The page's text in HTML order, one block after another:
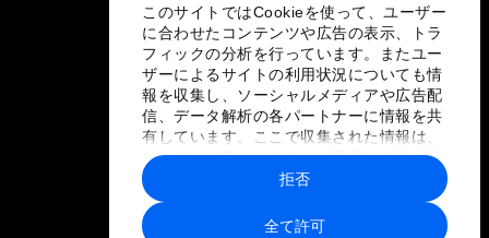
このサイトではCookieを使って、ユーザー
に合わせたコンテンツや広告の表示、トラ
フィックの分析を行っています。またユー
ザーによるサイトの利用状況についても情
報を収集し、ソーシャルメディアや広告配
信、データ解析の各パートナーに情報を共
有しています。ここで収集された情報は、
ユーザーが各パートナーに提供した他の情
報や各パートナーのサービスを使用した際
に収集された情報と組み合わされ、各パー
トナーによって使用されることがありま
全て許可
拒否